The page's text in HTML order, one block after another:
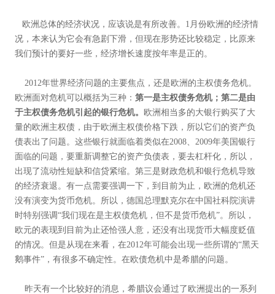
欧洲总体的经济状况，应该说是有所改善。1月份欧洲的经济情
况，本来认为它会有急剧下滑，但现在形势还比较稳定，比原来
我们预计的要好一些，经济增长速度按年率是正的。
2012年世界经济问题的主要焦点，还是欧洲的主权债务危机。
欧洲面对危机可以概括为三种：第一是主权债务危机；第二是由
于主权债务危机引起的银行危机。
欧洲相当多的大银行购买了大
量的欧洲主权债，由于欧洲主权债价格下跌，所以它们的资产负
债表出了问题。这些银行就面临着类似在2008、2009年美国银行
面临的问题，要重新调整它的资产负债表，要去杠杆化，所以，
出现了流动性短缺和信贷紧缩。第三是财政危机和银行危机导致
的经济衰退。有一点需要强调一下，到目前为止，欧洲的危机还
没有演变为货币危机。所以，德国总理默克尔在中国社科院演讲
时特别强调“我们现在是主权债危机，但不是货币危机”。所以，
欧元的表现到目前为止还恰强人意，还没有出现货币大幅度贬值
的情况。但是从现在来看，在2012年可能会出现一些所谓的“黑天
鹅事件”，有很多不确定性。在欧债危机中是希腊的问题。
昨天有一个比较好的消息，希腊议会通过了欧洲提出的一系列